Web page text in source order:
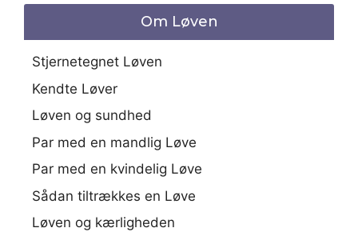
Om Løven
Stjernetegnet Løven
Kendte Løver
Løven og sundhed
Par med en mandlig Løve
Par med en kvindelig Løve
Sådan tiltrækkes en Løve
Løven og kærligheden